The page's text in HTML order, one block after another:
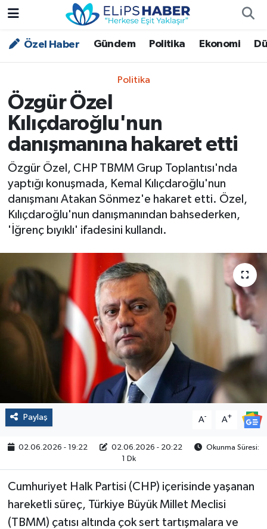
Özel Haber Gündem Politika Ekonomi
Politika
Özgür Özel
Kılıçdaroğlu'nun
danışmanına hakaret etti
Özgür Özel, CHP TBMM Grup Toplantısı'nda
yaptığı konuşmada, Kemal Kılıçdaroğlu'nun
danışmanı Atakan Sönmez'e hakaret etti. Özel,
Kılıçdaroğlu'nun danışmanından bahsederken,
'İğrenç bıyıklı' ifadesini kullandı.
Paylaş A- A+
02.06.2026 - 19:22 02.06.2026 - 20:22
Okunma Süresi:
1 Dk
Cumhuriyet Halk Partisi (CHP) içerisinde yaşanan
hareketli süreç, Türkiye Büyük Millet Meclisi
(TBMM) çatısı altında çok sert tartışmalara ve
Özel Haber
Asayiş
Bilim - Teknoloji
Çevre - İklim
Dünya
Kültür - Sanat
Politika
Sağlık
Spor
Çalışma Hayatı
Yurt
2024 Seçim Sonuçları
Nöbetçi Eczaneler
Trafik Durumu
Süper Lig Puan Durumu ve Fikstür
Tüm Manşetler
Son Dakika Haberleri